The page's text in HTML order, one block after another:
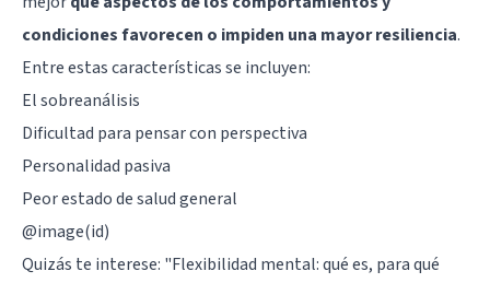
condiciones favorecen o impiden una mayor resiliencia.
Entre estas características se incluyen:
El sobreanálisis
Dificultad para pensar con perspectiva
Personalidad pasiva
Peor estado de salud general
@image(id)
Quizás te interese: "Flexibilidad mental: qué es, para qué